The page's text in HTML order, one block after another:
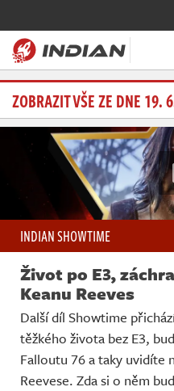
Magazín
Recenze
Databáze
Komunita
Redakce
Živě
ZOBRAZIT VŠE ZE DNE 19.
INDIAN SHOWTIME
Život po E3,
Keanu Reeves
Další díl Showtime
těžkého života bez E3,
Falloutu 76 a taky uvidíte
Reevese. Zda si o něm